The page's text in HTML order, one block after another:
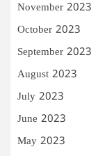
November 2023
October 2023
September 2023
August 2023
July 2023
June 2023
May 2023